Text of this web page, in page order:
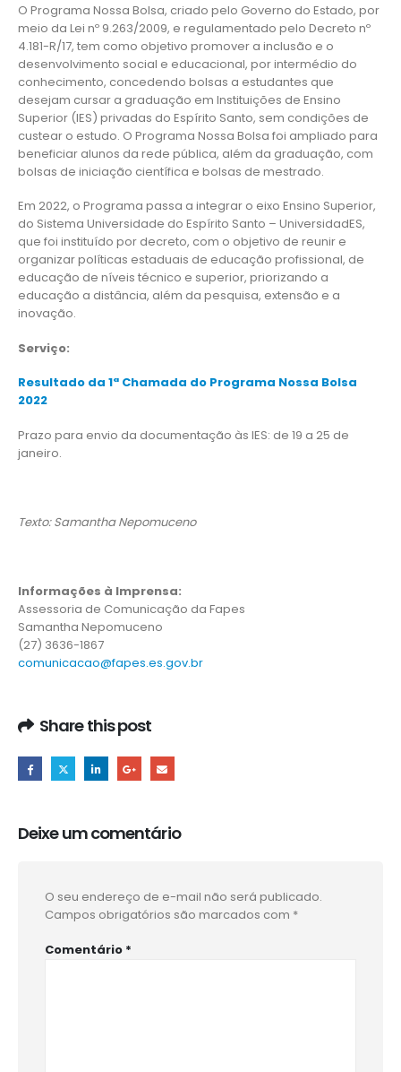
O Programa Nossa Bolsa, criado pelo Governo do Estado, por
meio da Lei nº 9.263/2009, e regulamentado pelo Decreto nº
4.181-R/17, tem como objetivo promover a inclusão e o
desenvolvimento social e educacional, por intermédio do
conhecimento, concedendo bolsas a estudantes que
desejam cursar a graduação em Instituições de Ensino
Superior (IES) privadas do Espírito Santo, sem condições de
custear o estudo. O Programa Nossa Bolsa foi ampliado para
beneficiar alunos da rede pública, além da graduação, com
bolsas de iniciação científica e bolsas de mestrado.
Em 2022, o Programa passa a integrar o eixo Ensino Superior,
do Sistema Universidade do Espírito Santo – UniversidadES,
que foi instituído por decreto, com o objetivo de reunir e
organizar políticas estaduais de educação profissional, de
educação de níveis técnico e superior, priorizando a
educação a distância, além da pesquisa, extensão e a
inovação.
Serviço:
Resultado da 1ª Chamada do Programa Nossa Bolsa
2022
Prazo para envio da documentação às IES: de 19 a 25 de
janeiro.
Texto: Samantha Nepomuceno
Informações à Imprensa:
Assessoria de Comunicação da Fapes
Samantha Nepomuceno
(27) 3636-1867
comunicacao@fapes.es.gov.br
Share this post
Deixe um comentário
O seu endereço de e-mail não será publicado.
Campos obrigatórios são marcados com *
Comentário *